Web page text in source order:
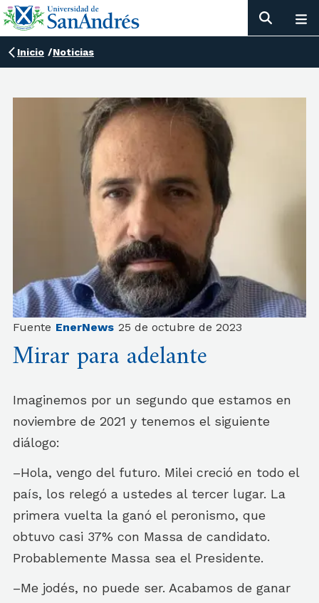
Inicio /Noticias
Fuente EnerNews 25 de octubre de 2023
Mirar para adelante
Imaginemos por un segundo que estamos en
noviembre de 2021 y tenemos el siguiente
diálogo:
–Hola, vengo del futuro. Milei creció en todo el
país, los relegó a ustedes al tercer lugar. La
primera vuelta la ganó el peronismo, que
obtuvo casi 37% con Massa de candidato.
Probablemente Massa sea el Presidente.
–Me jodés, no puede ser. Acabamos de ganar